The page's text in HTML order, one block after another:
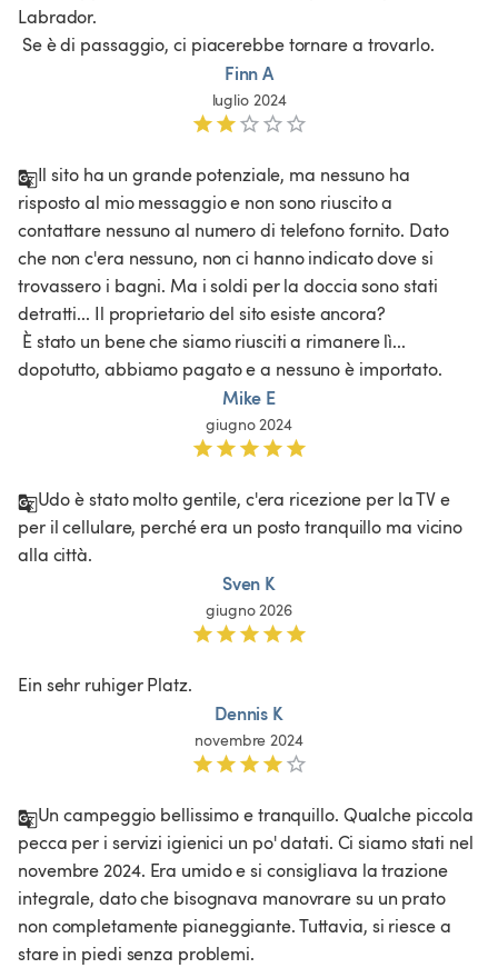
Labrador.
Se è di passaggio, ci piacerebbe tornare a trovarlo.
Finn A
luglio 2024
Il sito ha un grande potenziale, ma nessuno ha
risposto al mio messaggio e non sono riuscito a
contattare nessuno al numero di telefono fornito. Dato
che non c'era nessuno, non ci hanno indicato dove si
trovassero i bagni. Ma i soldi per la doccia sono stati
detratti... Il proprietario del sito esiste ancora?
dopotutto, abbiamo pagato e a nessuno è importato.
Mike E
giugno 2024
Udo è stato molto gentile, c'era ricezione per la TV e
per il cellulare, perché era un posto tranquillo ma vicino
alla città.
Sven K
giugno 2026
Ein sehr ruhiger Platz.
Dennis K
novembre 2024
Un campeggio bellissimo e tranquillo. Qualche piccola
pecca per i servizi igienici un po' datati. Ci siamo stati nel
novembre 2024. Era umido e si consigliava la trazione
integrale, dato che bisognava manovrare su un prato
non completamente pianeggiante. Tuttavia, si riesce a
stare in piedi senza problemi.